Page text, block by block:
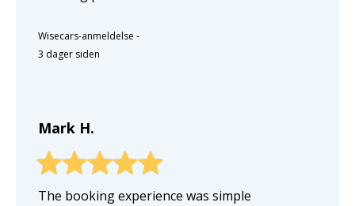
Wisecars-anmeldelse -
3 dager siden
Mark H.
The booking experience was simple